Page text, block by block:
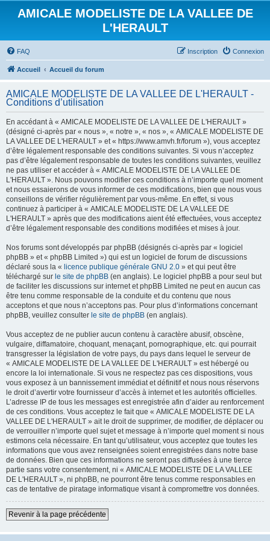
AMICALE MODELISTE DE LA VALLEE DE
L'HERAULT
FAQ Connexion
Inscription
Accueil Accueil du forum
AMICALE MODELISTE DE LA VALLEE DE L'HERAULT -
Conditions d’utilisation
En accédant à « AMICALE MODELISTE DE LA VALLEE DE L'HERAULT »
(désigné ci-après par « nous », « notre », « nos », « AMICALE MODELISTE DE
LA VALLEE DE L'HERAULT » et « https://www.amvh.fr/forum »), vous acceptez
d’être légalement responsable des conditions suivantes. Si vous n’acceptez
pas d’être légalement responsable de toutes les conditions suivantes, veuillez
ne pas utiliser et accéder à « AMICALE MODELISTE DE LA VALLEE DE
L'HERAULT ». Nous pouvons modifier ces conditions à n’importe quel moment
et nous essaierons de vous informer de ces modifications, bien que nous vous
conseillons de vérifier régulièrement par vous-même. En effet, si vous
continuez à participer à « AMICALE MODELISTE DE LA VALLEE DE
L'HERAULT » après que des modifications aient été effectuées, vous acceptez
d’être légalement responsable des conditions modifiées et mises à jour.
Nos forums sont développés par phpBB (désignés ci-après par « logiciel
phpBB » et « phpBB Limited ») qui est un logiciel de forum de discussions
déclaré sous la « licence publique générale GNU 2.0 » et qui peut être
téléchargé sur le site de phpBB (en anglais). Le logiciel phpBB a pour seul but
de faciliter les discussions sur internet et phpBB Limited ne peut en aucun cas
être tenu comme responsable de la conduite et du contenu que nous
acceptons et que nous n’acceptons pas. Pour plus d’informations concernant
phpBB, veuillez consulter le site de phpBB (en anglais).
Vous acceptez de ne publier aucun contenu à caractère abusif, obscène,
vulgaire, diffamatoire, choquant, menaçant, pornographique, etc. qui pourrait
transgresser la législation de votre pays, du pays dans lequel le serveur de
« AMICALE MODELISTE DE LA VALLEE DE L'HERAULT » est hébergé ou
encore la loi internationale. Si vous ne respectez pas ces dispositions, vous
vous exposez à un bannissement immédiat et définitif et nous nous réservons
le droit d’avertir votre fournisseur d’accès à internet et les autorités officielles.
L’adresse IP de tous les messages est enregistrée afin d’aider au renforcement
de ces conditions. Vous acceptez le fait que « AMICALE MODELISTE DE LA
VALLEE DE L'HERAULT » ait le droit de supprimer, de modifier, de déplacer ou
de verrouiller n’importe quel sujet et message à n’importe quel moment si nous
estimons cela nécessaire. En tant qu’utilisateur, vous acceptez que toutes les
informations que vous avez renseignées soient enregistrées dans notre base
de données. Bien que ces informations ne seront pas diffusées à une tierce
partie sans votre consentement, ni « AMICALE MODELISTE DE LA VALLEE
DE L'HERAULT », ni phpBB, ne pourront être tenus comme responsables en
cas de tentative de piratage informatique visant à compromettre vos données.
Revenir à la page précédente